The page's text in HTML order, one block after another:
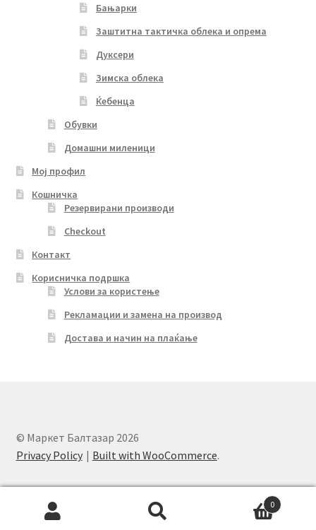
Бањарки
Заштитна тактичка облека и опрема
Дуксери
Зимска облека
Ќебенца
Обувки
Домашни миленици
Мој профил
Кошничка
Резервирани производи
Checkout
Контакт
Корисничка подршка
Услови за користење
Рекламации и замена на производ
Достава и начин на плаќање
© Маркет Балтазар 2026
Privacy Policy
Built with WooCommerce.
0